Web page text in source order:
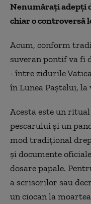
Nenumărați adepți
chiar o controversă
Acum, conform
suveran pontif va fi
- între zidurile
în Lunea Paștelui, la
Acesta este un
pescarului și un
mod tradițional
și documente
dosare papale.
a scrisorilor sau
un ciocan la